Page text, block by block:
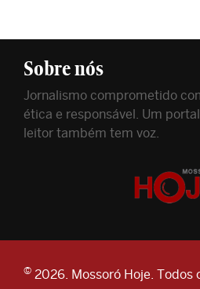
Sobre nós
Jornalismo comprometido
ética e responsável. Um
leitor também tem voz.
© 2026. Mossoró Hoje. Todos